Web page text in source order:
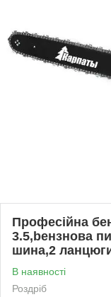
Професійна
3.5,beнзнова
шина,2
В наявності
Роздріб